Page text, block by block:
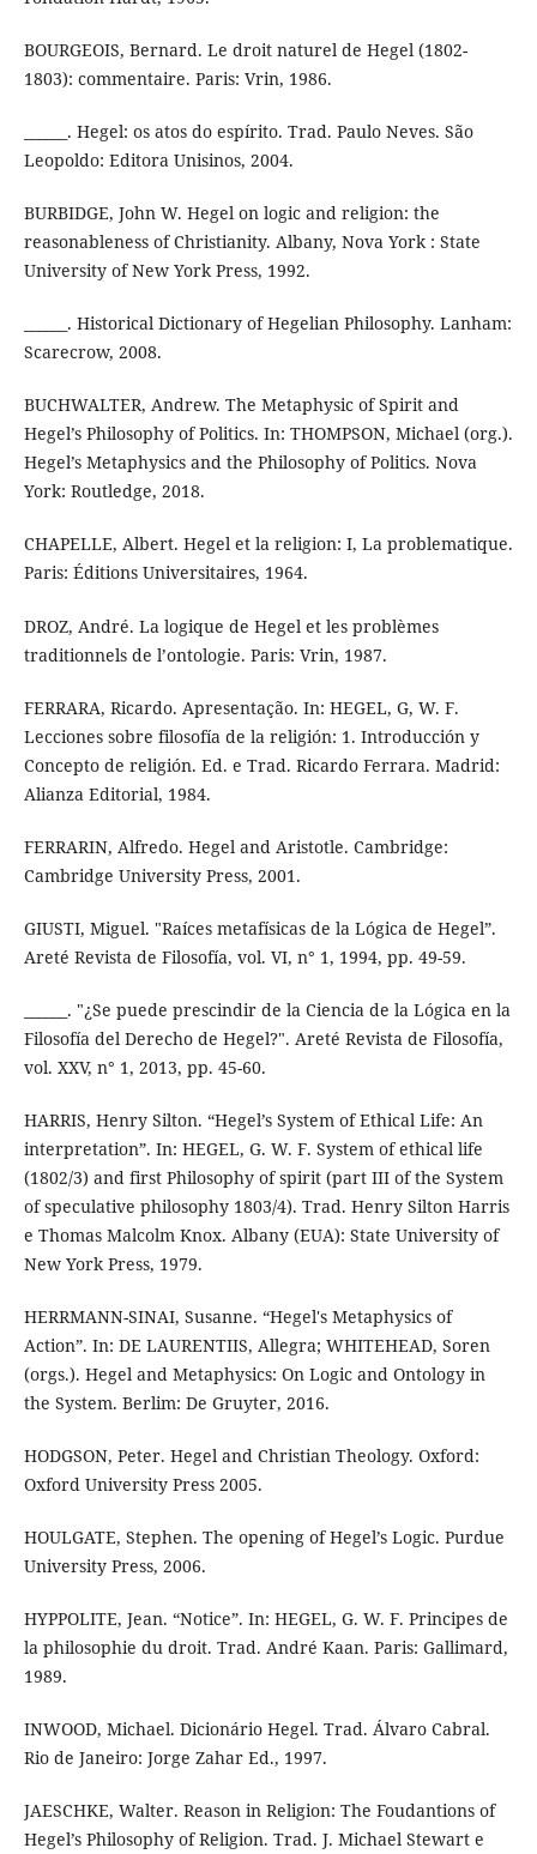
BOURGEOIS, Bernard. Le droit naturel de Hegel (1802-
1803): commentaire. Paris: Vrin, 1986.
______. Hegel: os atos do espírito. Trad. Paulo Neves. São
Leopoldo: Editora Unisinos, 2004.
BURBIDGE, John W. Hegel on logic and religion: the
reasonableness of Christianity. Albany, Nova York : State
University of New York Press, 1992.
______. Historical Dictionary of Hegelian Philosophy. Lanham:
Scarecrow, 2008.
BUCHWALTER, Andrew. The Metaphysic of Spirit and
Hegel’s Philosophy of Politics. In: THOMPSON, Michael (org.).
Hegel’s Metaphysics and the Philosophy of Politics. Nova
York: Routledge, 2018.
CHAPELLE, Albert. Hegel et la religion: I, La problematique.
Paris: Éditions Universitaires, 1964.
DROZ, André. La logique de Hegel et les problèmes
traditionnels de l’ontologie. Paris: Vrin, 1987.
FERRARA, Ricardo. Apresentação. In: HEGEL, G, W. F.
Lecciones sobre filosofía de la religión: 1. Introducción y
Concepto de religión. Ed. e Trad. Ricardo Ferrara. Madrid:
Alianza Editorial, 1984.
FERRARIN, Alfredo. Hegel and Aristotle. Cambridge:
Cambridge University Press, 2001.
GIUSTI, Miguel. "Raíces metafísicas de la Lógica de Hegel”.
Areté Revista de Filosofía, vol. VI, n° 1, 1994, pp. 49-59.
______. "¿Se puede prescindir de la Ciencia de la Lógica en la
Filosofía del Derecho de Hegel?". Areté Revista de Filosofía,
vol. XXV, n° 1, 2013, pp. 45-60.
HARRIS, Henry Silton. “Hegel’s System of Ethical Life: An
interpretation”. In: HEGEL, G. W. F. System of ethical life
(1802/3) and first Philosophy of spirit (part III of the System
of speculative philosophy 1803/4). Trad. Henry Silton Harris
e Thomas Malcolm Knox. Albany (EUA): State University of
New York Press, 1979.
HERRMANN-SINAI, Susanne. “Hegel's Metaphysics of
Action”. In: DE LAURENTIIS, Allegra; WHITEHEAD, Soren
(orgs.). Hegel and Metaphysics: On Logic and Ontology in
the System. Berlim: De Gruyter, 2016.
HODGSON, Peter. Hegel and Christian Theology. Oxford:
Oxford University Press 2005.
HOULGATE, Stephen. The opening of Hegel’s Logic. Purdue
University Press, 2006.
HYPPOLITE, Jean. “Notice”. In: HEGEL, G. W. F. Principes de
la philosophie du droit. Trad. André Kaan. Paris: Gallimard,
1989.
INWOOD, Michael. Dicionário Hegel. Trad. Álvaro Cabral.
Rio de Janeiro: Jorge Zahar Ed., 1997.
JAESCHKE, Walter. Reason in Religion: The Foudantions of
Hegel’s Philosophy of Religion. Trad. J. Michael Stewart e